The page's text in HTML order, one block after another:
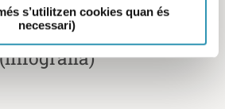
s’utilitzen cookies quan és
necessari)
de vigilància i
de paneroles
(infografia)